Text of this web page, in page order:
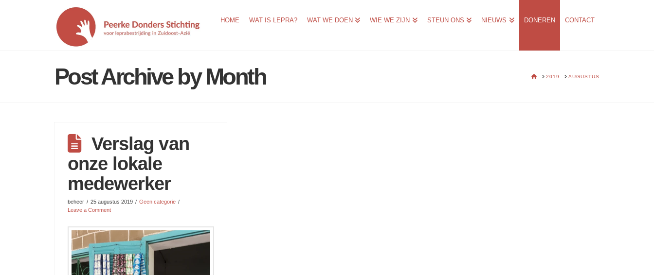
HOME WAT IS LEPRA? WAT WE DOEN WIE WE ZIJN STEUN ONS NIEUWS DONEREN CONTACT
Post Archive by Month HOME2019 AUGUSTUS
Verslag van
onze lokale
medewerker
beheer 25 augustus 2019
Geen categorie
Leave a Comment